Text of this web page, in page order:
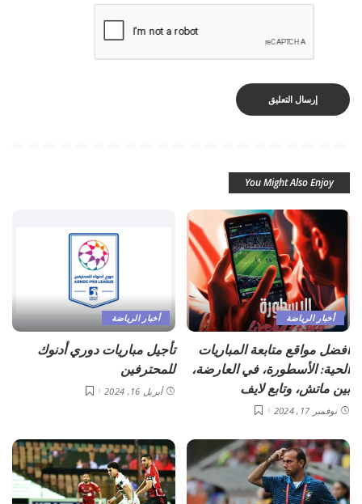
You Might Also Enjoy
أخبار الرياضة
أفضل مواقع متابعة المباريات
الحية: الأسطورة، في العارضة،
بين ماتش، وتابع لايف
نوفمبر 17, 2024
أخبار الرياضة
تأجيل مباريات دوري أدنوك
للمحترفين
أبريل 16, 2024